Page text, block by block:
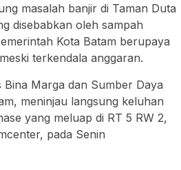
masalah banjir di Taman Duta
disebabkan oleh sampah
Kota Batam berupaya
terkendala anggaran.
Marga dan Sumber Daya
meninjau langsung keluhan
yang meluap di RT 5 RW 2,
pada Senin